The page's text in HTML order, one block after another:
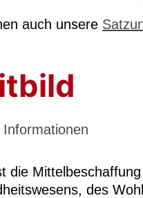
auch unsere
die
des